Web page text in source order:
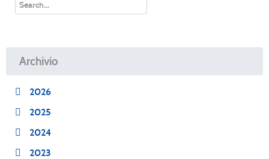
Archivio
2026
2025
2024
2023